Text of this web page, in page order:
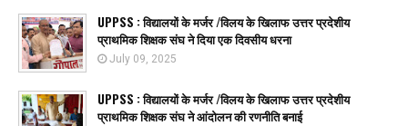
UPPSS : विद्यालयों के मर्जर /विलय के खिलाफ उत्तर प्रदेशीय
प्राथमिक शिक्षक संघ ने दिया एक दिवसीय धरना
July 09, 2025
UPPSS : विद्यालयों के मर्जर /विलय के खिलाफ उत्तर प्रदेशीय
प्राथमिक शिक्षक संघ ने आंदोलन की रणनीति बनाई